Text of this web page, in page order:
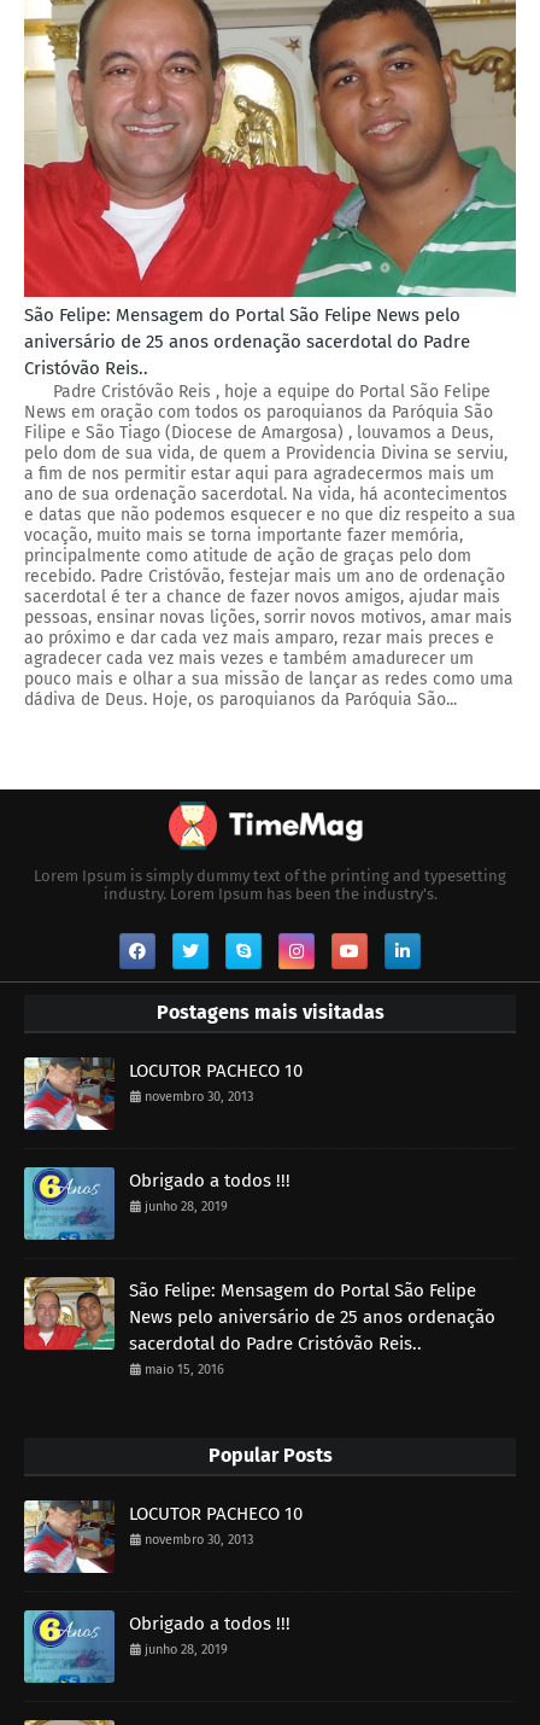
São Felipe: Mensagem do Portal São Felipe News pelo
aniversário de 25 anos ordenação sacerdotal do Padre
Cristóvão Reis..
Padre Cristóvão Reis , hoje a equipe do Portal São Felipe
News em oração com todos os paroquianos da Paróquia São
Filipe e São Tiago (Diocese de Amargosa) , louvamos a Deus,
pelo dom de sua vida, de quem a Providencia Divina se serviu,
a fim de nos permitir estar aqui para agradecermos mais um
ano de sua ordenação sacerdotal. Na vida, há acontecimentos
e datas que não podemos esquecer e no que diz respeito a sua
vocação, muito mais se torna importante fazer memória,
principalmente como atitude de ação de graças pelo dom
recebido. Padre Cristóvão, festejar mais um ano de ordenação
sacerdotal é ter a chance de fazer novos amigos, ajudar mais
pessoas, ensinar novas lições, sorrir novos motivos, amar mais
ao próximo e dar cada vez mais amparo, rezar mais preces e
agradecer cada vez mais vezes e também amadurecer um
pouco mais e olhar a sua missão de lançar as redes como uma
dádiva de Deus. Hoje, os paroquianos da Paróquia São...
Lorem Ipsum is simply dummy text of the printing and typesetting
industry. Lorem Ipsum has been the industry's.
Postagens mais visitadas
LOCUTOR PACHECO 10
novembro 30, 2013
Obrigado a todos !!!
junho 28, 2019
São Felipe: Mensagem do Portal São Felipe
News pelo aniversário de 25 anos ordenação
sacerdotal do Padre Cristóvão Reis..
maio 15, 2016
Popular Posts
LOCUTOR PACHECO 10
novembro 30, 2013
Obrigado a todos !!!
junho 28, 2019